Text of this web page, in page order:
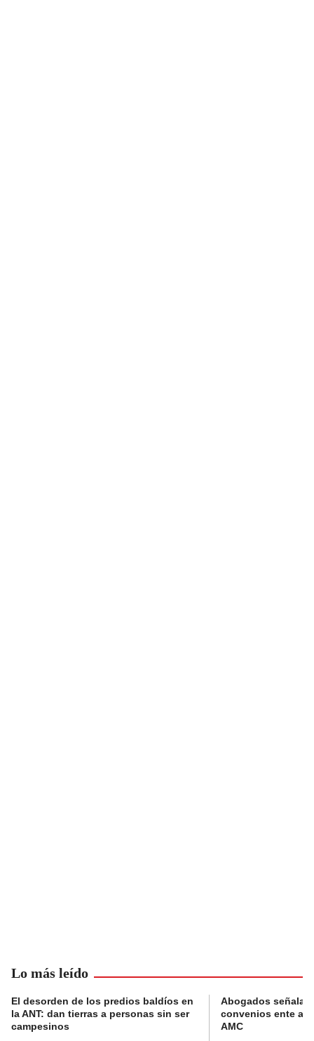
Lo más leído
El desorden de los predios baldíos en
la ANT: dan tierras a personas sin ser
campesinos
Abogados
convenios ente
AMC